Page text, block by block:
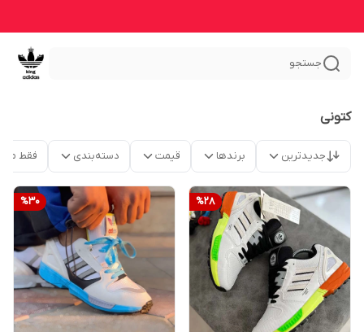
جستجو
کتونی
جدیدترین برندها قیمت دسته‌بندی فقط
%28
%30